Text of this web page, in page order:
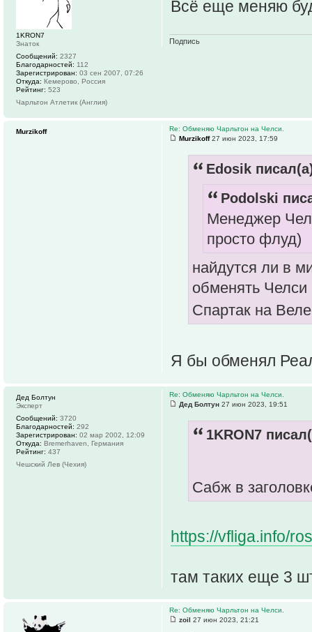
Всё еще меняю
Подпись
1KRON7
Знаток
Сообщений: 2327
Благодарностей: 112
Зарегистрирован: 03 сен 2007, 07:26
Откуда: Кемерово, Россия
Рейтинг: 523
Чарльтон Атлетик (Англия)
Re: Обменяю Чарльтон на Челси.
Murzikoff27 июн 2023, 17:59
Edosik
Podolski
Менеджер
просто флуд)
найдутся ли в
обменять
Спартак на
Я бы обменял
Murzikoff
Re: Обменяю Чарльтон на Челси.
Дед Болтун 27 июн 2023, 19:51
1KRON7
Сабж в
https://vfliga.info/
там таких еще 3
Дед Болтун
Эксперт
Сообщений: 3720
Благодарностей: 292
Зарегистрирован: 02 мар 2002, 12:09
Откуда: Bremerhaven, Германия
Рейтинг: 437
Чешский Лев (Чехия)
Re: Обменяю Чарльтон на Челси.
zoil 27 июн 2023, 21:21